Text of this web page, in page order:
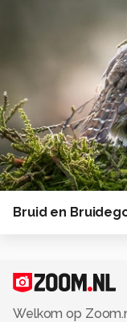
Bruid en
Welkom op